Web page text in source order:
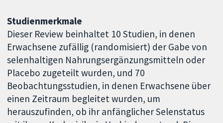
Studienmerkmale
Dieser Review beinhaltet 10 Studien, in denen
Erwachsene zufällig (randomisiert) der Gabe von
selenhaltigen Nahrungsergänzungsmitteln oder
Placebo zugeteilt wurden, und 70
Beobachtungsstudien, in denen Erwachsene über
einen Zeitraum begleitet wurden, um
herauszufinden, ob ihr anfänglicher Selenstatus